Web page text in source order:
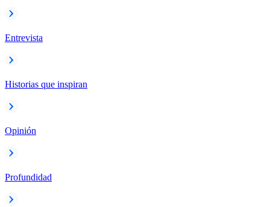
Entrevista
Historias que inspiran
Opinión
Profundidad